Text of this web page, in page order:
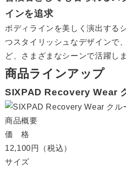
インを追求
ボディラインを美しく演出する
つスタイリッシュなデザインで
ど、さまざまなシーンで活躍しま
商品ラインアップ
SIXPAD Recovery Wear
商品概要
価 格
12,100円（税込）
サイズ